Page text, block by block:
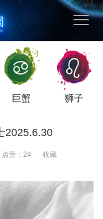
巨蟹 狮子
2025.6.30
点赞： 24 收藏